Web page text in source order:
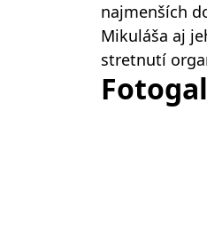
najmenších
Mikuláša aj
stretnutí